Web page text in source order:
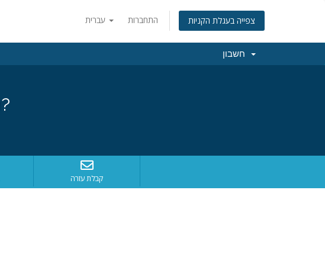
התחברות צפייה בעגלת הקניות
מה תרצו לעשות היום?
קבלת עזרה